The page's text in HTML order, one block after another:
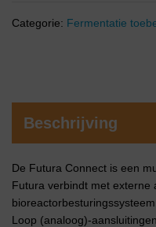
Categorie: Fermentatie
Beschrijving
De Futura Connect is een
Futura verbindt met externe
Loop (analoog)-